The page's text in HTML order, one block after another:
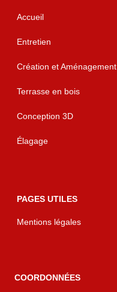
Accueil
Entretien
Création et Aménagement
Terrasse en bois
Conception 3D
Élagage
PAGES UTILES
Mentions légales
COORDONNÉES